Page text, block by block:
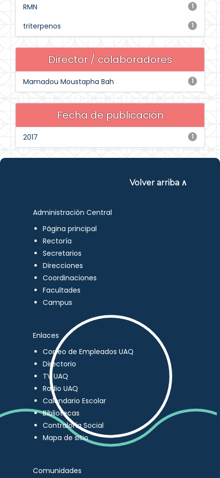
1
RMN
1
triterpenos
Director / colaboradores
1
Mamadou Moustapha Bah
Fecha de publicación
1
2017
Volver arriba ∧
Administración Central
Página principal
Rectoría
Secretarios
Direcciones
Coordinaciones
Facultades
Campus
Enlaces
Correo de Empleados UAQ
Directorio
TV UAQ
Radio UAQ
Calendario Escolar
Bibliotecas
Contraloría Social
Mapa de sitio
Comunidades